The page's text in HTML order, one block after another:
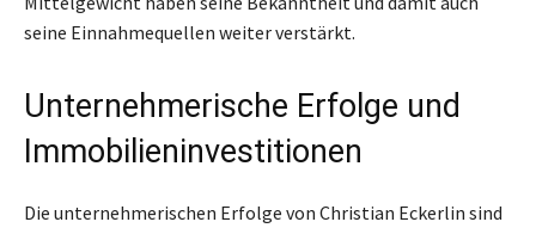
seine Einnahmequellen weiter verstärkt.
Unternehmerische Erfolge und
Immobilieninvestitionen
Die unternehmerischen Erfolge von Christian Eckerlin sind